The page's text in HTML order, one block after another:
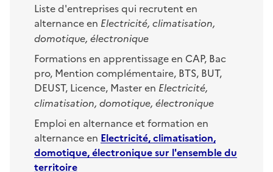
Liste d'entreprises qui recrutent en
alternance en Electricité, climatisation,
domotique, électronique
Formations en apprentissage en CAP, Bac
pro, Mention complémentaire, BTS, BUT,
DEUST, Licence, Master en Electricité,
climatisation, domotique, électronique
Emploi en alternance et formation en
alternance en Electricité, climatisation,
domotique, électroniquesur l'ensemble du
territoire